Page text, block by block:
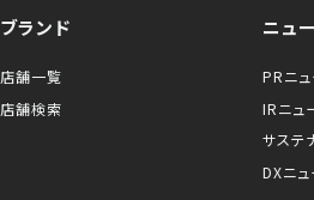
ブランド
店舗一覧
店舗検索
ニュ
PRニュ
IRニュ
サステ
DXニュ